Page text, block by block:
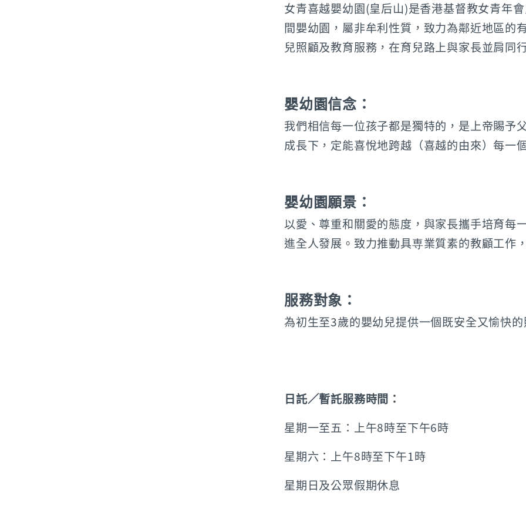
女青喜越嬰幼園(皇后山)是香港基督教女青年
間嬰幼園，屬非牟利性質，致力為鄰近地區的
兒照顧及教育服務，在育兒路上與家長並肩同
嬰幼園信念：
我們相信每一位孩子都是獨特的，是上帝賜予
成長下，定能喜悅地跨越（喜越的由來）每一
嬰幼園願景：
以愛、尊重和關愛的態度，與家長攜手培育每
進全人發展。致力推動具専業質素的教顧工作
服務對象：
為初生至3歲的嬰幼兒提供一個既安全又愉快的
日託／暫託服務時間：
星期一至五：上午8時至下午6時
星期六：上午8時至下午1時
星期日及公眾假期休息